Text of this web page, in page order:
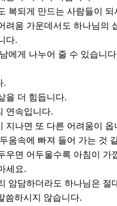
복되게 만드는 사람들이 되
려움 가운데서도 하나님의
다.
에게 나누어 줄 수 있습니
.
을 더 힘듭니다.
연속입니다.
지나면 또 다른 어려움이 옵
움속에 빠져 들어 가는 것
우면 어두울수록 아침이 가
세요.
암담하더라도 하나님은 절
씀하시지 않습니다.